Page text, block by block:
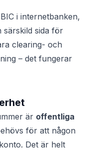
i internetbanken,
sida för
clearing- och
– det fungerar
är offentliga
för att någon
Det är helt